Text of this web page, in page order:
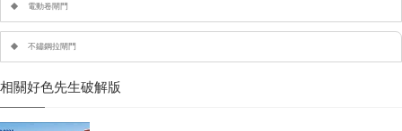
電動卷閘門
不鏽鋼拉閘門
相關好色先生破解版